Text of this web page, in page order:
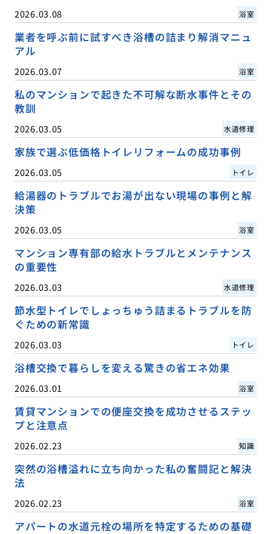
2026.03.08 浴室
業者を呼ぶ前に試すべき浴槽の詰まり解消マニュ
アル
2026.03.07 浴室
私のマンションで起きた不可解な断水事件とその
教訓
2026.03.05 水道修理
家族で選ぶ低価格トイレリフォームの成功事例
2026.03.05 トイレ
給湯器のトラブルでお湯が出ない現場の事例と解
決策
2026.03.05 浴室
マンション専有部の給水トラブルとメンテナンス
の重要性
2026.03.03 水道修理
節水型トイレでしょっちゅう詰まるトラブルを防
ぐための新常識
2026.03.03 トイレ
浴槽交換で暮らしを変える驚きの省エネ効果
2026.03.01 浴室
賃貸マンションでの便座交換を成功させるステッ
プと注意点
2026.02.23 知識
突然の浴槽溢れに立ち向かった私の奮闘記と解決
法
2026.02.23 浴室
アパートの水道元栓の場所を特定するための基礎